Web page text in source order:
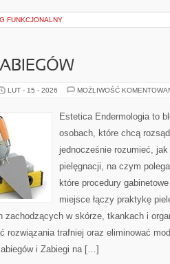
FUNKCJONALNY
LUT - 15 - 2026 MOŻLIWOŚĆ
Estetica Endermologia to
osobach, które chcą
jednocześnie rozumieć, jak
pielęgnacji, na czym
które procedury
miejsce łączy praktykę
zachodzących w skórze, tkankach i
rozwiązania trafniej oraz eliminować
i Zabiegi na […]